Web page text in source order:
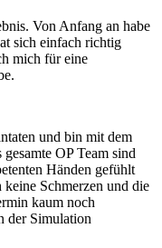
Von Anfang an habe
sich einfach richtig
mich für eine
und bin mit dem
OP Team sind
Händen gefühlt
keine Schmerzen und die
kaum noch
der Simulation